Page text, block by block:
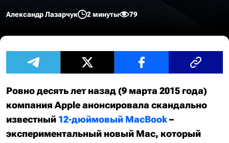
Александр Лазарчук 2 минуты 79
Ровно десять лет назад (9 марта 2015 года)
компания Apple анонсировала скандально
известный 12-дюймовый MacBook–
экспериментальный новый Mac, который